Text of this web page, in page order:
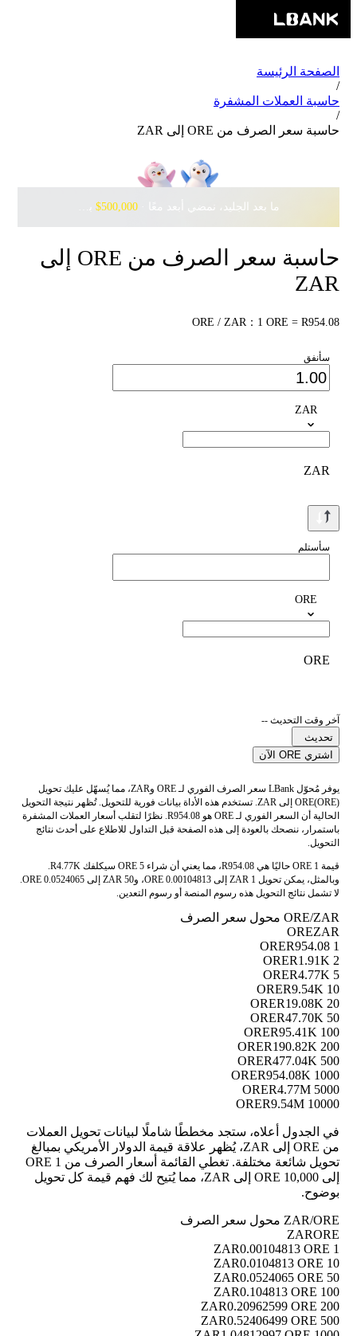
الصفحة الرئيسة
/
حاسبة العملات المشفرة
/
حاسبة سعر الصرف من ORE إلى ZAR
ما بعد الجليد، نمضي أبعد معًا · ‎ $500,000بانتظارك مع Pudgy Penguins
حاسبة سعر الصرف من ORE إلى
ZAR
ORE / ZAR：1 ORE = R954.08
سأنفق
ZAR
ZAR
سأستلم
ORE
ORE
آخر وقت التحديث --
تحديث
اشتري ORE الآن
يوفر مُحوّل LBank سعر الصرف الفوري لـ ORE وZAR، مما يُسهّل عليك تحويل
ORE(ORE) إلى ZAR. تستخدم هذه الأداة بيانات فورية للتحويل. تُظهر نتيجة التحويل
الحالية أن السعر الفوري لـ ORE هو R954.08. نظرًا لتقلب أسعار العملات المشفرة
باستمرار، ننصحك بالعودة إلى هذه الصفحة قبل التداول للاطلاع على أحدث نتائج
التحويل.
قيمة 1 ORE حاليًا هي R954.08، مما يعني أن شراء 5 ORE سيكلفك R4.77K.
وبالمثل، يمكن تحويل 1 ZAR إلى 0.00104813 ORE، و50 ZAR إلى 0.0524065 ORE.
لا تشمل نتائج التحويل هذه رسوم المنصة أو رسوم التعدين.
ORE/ZAR محول سعر الصرف
OREZAR
1 ORE
R954.08
2 ORE
R1.91K
5 ORE
R4.77K
10 ORE
R9.54K
20 ORE
R19.08K
50 ORE
R47.70K
100 ORE
R95.41K
200 ORE
R190.82K
500 ORE
R477.04K
1000 ORE
R954.08K
5000 ORE
R4.77M
10000 ORE
R9.54M
في الجدول أعلاه، ستجد مخططًا شاملًا لبيانات تحويل العملات
من ORE إلى ZAR، يُظهر علاقة قيمة الدولار الأمريكي بمبالغ
تحويل شائعة مختلفة. تغطي القائمة أسعار الصرف من 1 ORE
إلى 10,000 ORE إلى ZAR، مما يُتيح لك فهم قيمة كل تحويل
بوضوح.
ZAR/ORE محول سعر الصرف
ZARORE
1 ZAR
0.00104813 ORE
10 ZAR
0.0104813 ORE
50 ZAR
0.0524065 ORE
100 ZAR
0.104813 ORE
200 ZAR
0.20962599 ORE
500 ZAR
0.52406499 ORE